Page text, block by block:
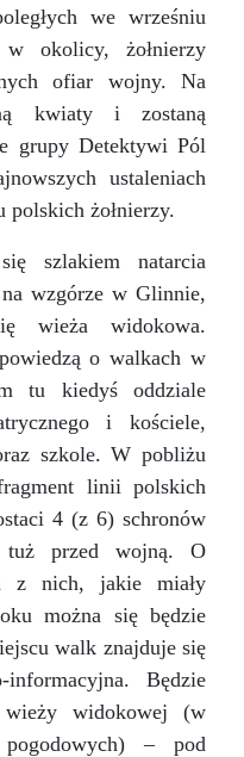
we wrześniu
okolicy, żołnierzy
ofiar wojny. Na
kwiaty i zostaną
grupy Detektywi Pól
ustaleniach
polskich żołnierzy.
szlakiem natarcia
wzgórze w Glinnie,
wieża widokowa.
o walkach w
tu kiedyś oddziale
i kościele,
szkole. W pobliżu
linii polskich
4 (z 6) schronów
tuż przed wojną. O
z nich, jakie miały
można się będzie
walk znajduje się
Będzie
wieży widokowej (w
– pod